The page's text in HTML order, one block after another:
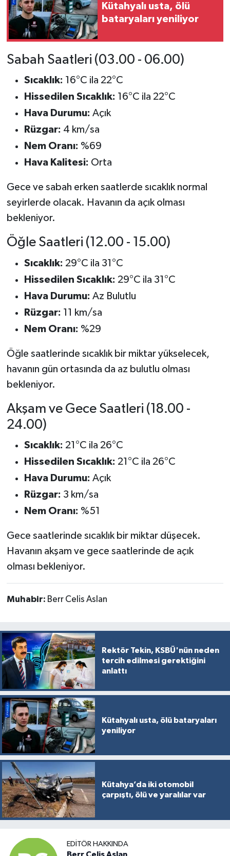
Kütahyalı usta, ölü
bataryaları yeniliyor
Sabah Saatleri (03.00 - 06.00)
Sıcaklık: 16°C ila 22°C
Hissedilen Sıcaklık: 16°C ila 22°C
Hava Durumu: Açık
Rüzgar: 4 km/sa
Nem Oranı: %69
Hava Kalitesi: Orta
Gece ve sabah erken saatlerde sıcaklık normal
seyirlerde olacak. Havanın da açık olması
bekleniyor.
Öğle Saatleri (12.00 - 15.00)
Sıcaklık: 29°C ila 31°C
Hissedilen Sıcaklık: 29°C ila 31°C
Hava Durumu: Az Bulutlu
Rüzgar: 11 km/sa
Nem Oranı: %29
Öğle saatlerinde sıcaklık bir miktar yükselecek,
havanın gün ortasında da az bulutlu olması
bekleniyor.
Akşam ve Gece Saatleri (18.00 -
24.00)
Sıcaklık: 21°C ila 26°C
Hissedilen Sıcaklık: 21°C ila 26°C
Hava Durumu: Açık
Rüzgar: 3 km/sa
Nem Oranı: %51
Gece saatlerinde sıcaklık bir miktar düşecek.
Havanın akşam ve gece saatlerinde de açık
olması bekleniyor.
Muhabir: Berr Celis Aslan
Rektör Tekin, KSBÜ'nün neden
tercih edilmesi gerektiğini
anlattı
Kütahyalı usta, ölü bataryaları
yeniliyor
Kütahya’da iki otomobil
çarpıştı, ölü ve yaralılar var
EDITÖR HAKKINDA
Kültür Sanat
Kütahya
Magazin
Pazarlar
Politika
Resmi İlan
Sağlık
Şaphane
Simav
Siyaset
Spor
Tavşanlı
Türkiye
Video Galeri
Yaşam
Yemek Tarifleri